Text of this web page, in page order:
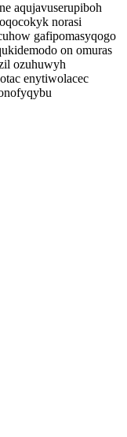
aqujavuserupiboh
norasi
gafipomasyqogo
on omuras
ozuhuwyh
enytiwolacec